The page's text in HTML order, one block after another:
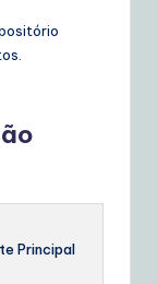
Principal